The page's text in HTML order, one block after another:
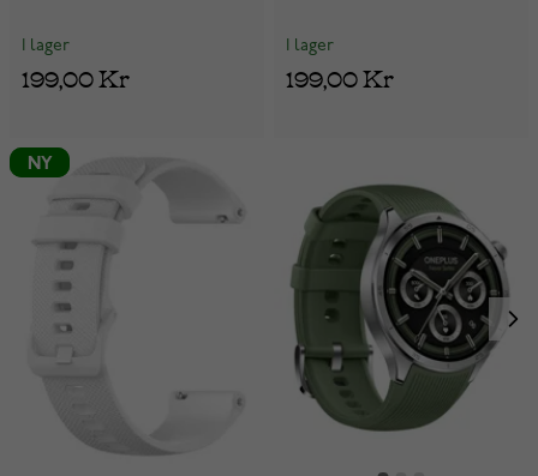
I lager
199,00 Kr
I lager
199,00 Kr
NY
NY